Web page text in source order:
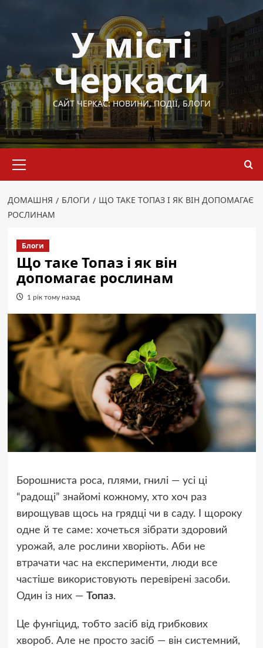
У місті
Черкаси
САЙТ ЧЕРКАС: НОВИНИ, ПОДІЇ, БЛОГИ
меню
ДОМАШНЯ БЛОГИ
ЩО ТАКЕ ТОПАЗ І ЯК ВІН ДОПОМАГАЄ
РОСЛИНАМ
Блоги
Що таке Топаз і як він
допомагає рослинам
1 рік тому назад
Борошниста роса, плями, гнилі — усі ці
“радощі” знайомі кожному, хто хоч раз
вирощував щось на грядці чи в саду. І щороку
одне й те саме: хочеться зібрати здоровий
урожай, але рослини хворіють. Аби не
втрачати час на експерименти, люди все
частіше використовують перевірені засоби.
Один із них — Топаз.
Це фунгіцид, тобто засіб від грибкових
хвороб. Але не просто засіб — він системний,